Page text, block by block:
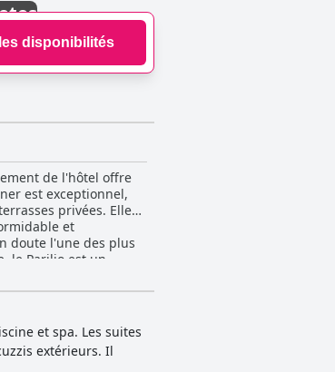
disponibilités
de l'hôtel offre
est exceptionnel,
privées. Elles
et
doute l'une des plus
le Parilio est un
et spa. Les suites
extérieurs. Il